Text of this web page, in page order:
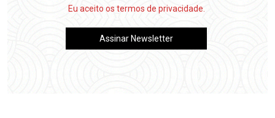
Eu aceito os termos de privacidade.